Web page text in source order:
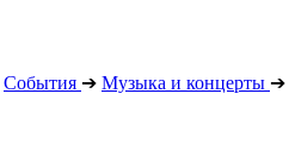
События ➔ Музыка и концерты ➔